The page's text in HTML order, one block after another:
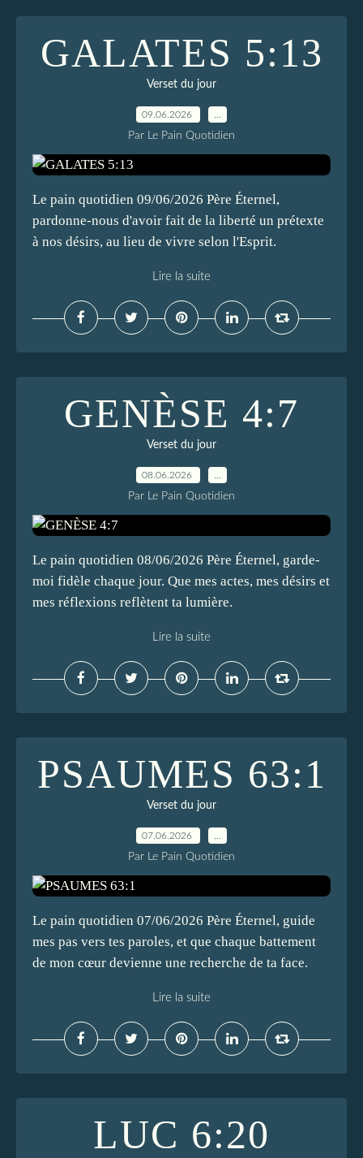
GALATES 5:13
Verset du jour
09.06.2026
Par Le Pain Quotidien
Le pain quotidien 09/06/2026 Père Éternel,
pardonne-nous d'avoir fait de la liberté un prétexte
à nos désirs, au lieu de vivre selon l'Esprit.
Lire la suite
GENÈSE 4:7
Verset du jour
08.06.2026
Par Le Pain Quotidien
Le pain quotidien 08/06/2026 Père Éternel, garde-
moi fidèle chaque jour. Que mes actes, mes désirs et
mes réflexions reflètent ta lumière.
Lire la suite
PSAUMES 63:1
Verset du jour
07.06.2026
Par Le Pain Quotidien
Le pain quotidien 07/06/2026 Père Éternel, guide
mes pas vers tes paroles, et que chaque battement
de mon cœur devienne une recherche de ta face.
Lire la suite
LUC 6:20